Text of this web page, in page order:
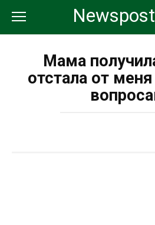
контенту
Мама
отстала от